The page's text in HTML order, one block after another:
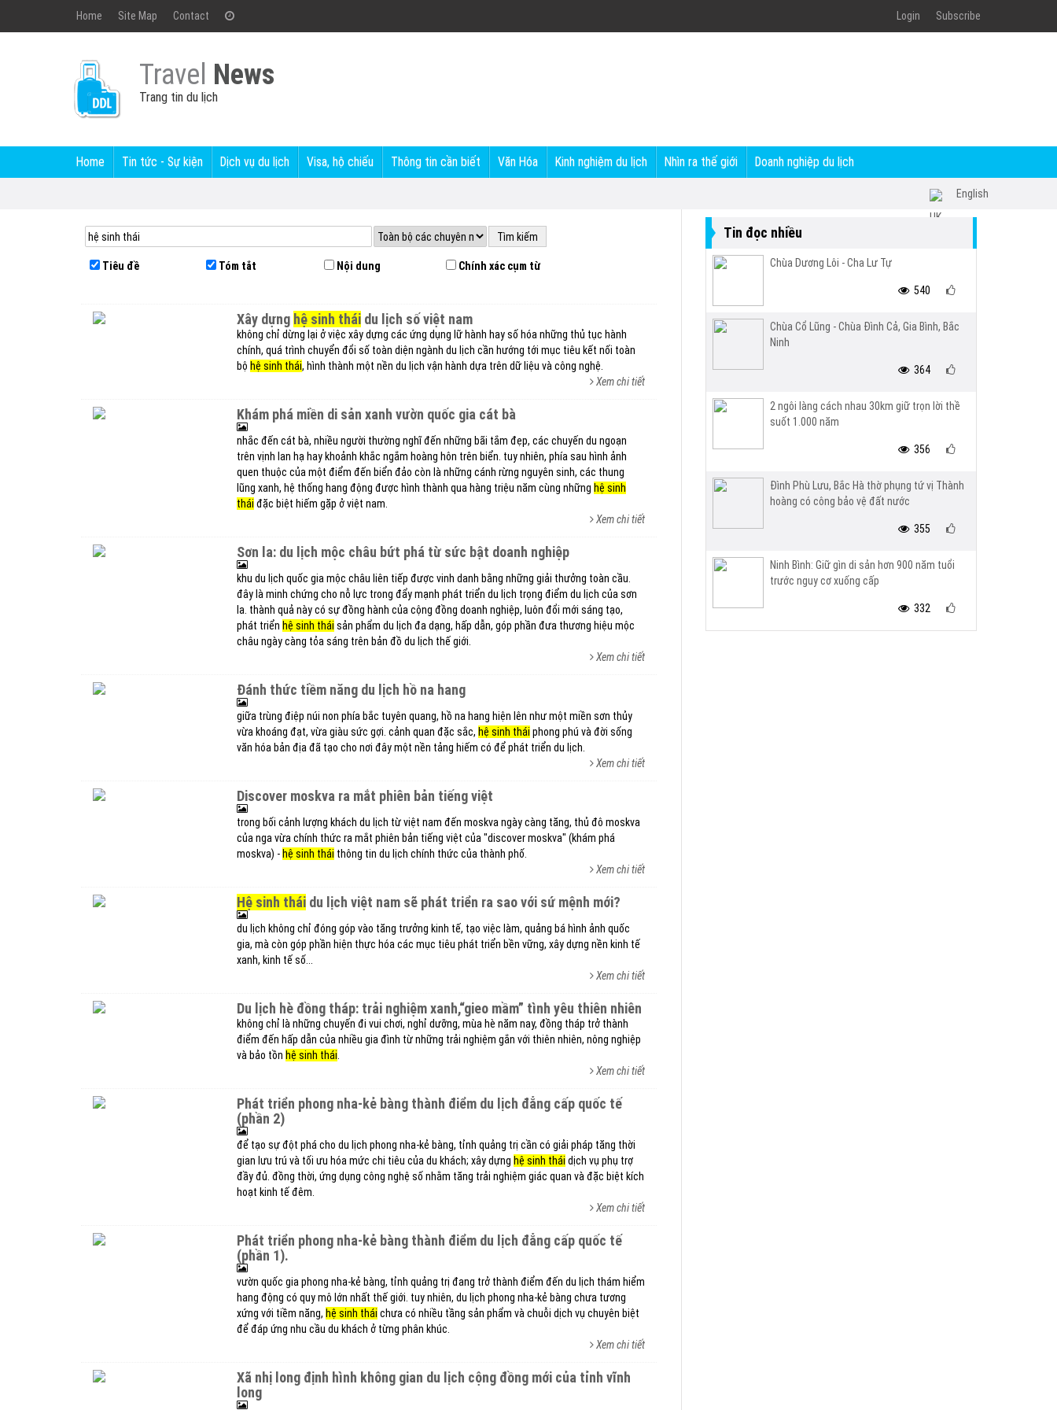
Home Site Map Contact Login Subscribe
Travel News
Trang tin du lịch
Home Tin tức - Sự kiện Dịch vụ du lịch Visa, hộ chiếu Thông tin cần biết Văn Hóa Kinh nghiệm du lịch Nhìn ra thế giới Doanh nghiệp du lịch
English
Tiêu đề Tóm tắt Nội dung Chính xác cụm từ
xây dựng hệ sinh thái du lịch số việt nam
không chỉ dừng lại ở việc xây dựng các ứng dụng lữ hành hay số hóa những thủ tục hành
chính, quá trình chuyển đổi số toàn diện ngành du lịch cần hướng tới mục tiêu kết nối toàn
bộ hệ sinh thái, hình thành một nền du lịch vận hành dựa trên dữ liệu và công nghệ.
Xem chi tiết
khám phá miền di sản xanh vườn quốc gia cát bà
nhắc đến cát bà, nhiều người thường nghĩ đến những bãi tắm đẹp, các chuyến du ngoạn
trên vịnh lan hạ hay khoảnh khắc ngắm hoàng hôn trên biển. tuy nhiên, phía sau hình ảnh
quen thuộc của một điểm đến biển đảo còn là những cánh rừng nguyên sinh, các thung
lũng xanh, hệ thống hang động được hình thành qua hàng triệu năm cùng những hệ sinh
thái đặc biệt hiếm gặp ở việt nam.
Xem chi tiết
sơn la: du lịch mộc châu bứt phá từ sức bật doanh nghiệp
khu du lịch quốc gia mộc châu liên tiếp được vinh danh bằng những giải thưởng toàn cầu.
đây là minh chứng cho nỗ lực trong đẩy mạnh phát triển du lịch trọng điểm du lịch của sơn
la. thành quả này có sự đồng hành của cộng đồng doanh nghiệp, luôn đổi mới sáng tạo,
phát triển hệ sinh thái sản phẩm du lịch đa dạng, hấp dẫn, góp phần đưa thương hiệu mộc
châu ngày càng tỏa sáng trên bản đồ du lịch thế giới.
Xem chi tiết
đánh thức tiềm năng du lịch hồ na hang
giữa trùng điệp núi non phía bắc tuyên quang, hồ na hang hiện lên như một miền sơn thủy
vừa khoáng đạt, vừa giàu sức gợi. cảnh quan đặc sắc, hệ sinh thái phong phú và đời sống
văn hóa bản địa đã tạo cho nơi đây một nền tảng hiếm có để phát triển du lịch.
Xem chi tiết
discover moskva ra mắt phiên bản tiếng việt
trong bối cảnh lượng khách du lịch từ việt nam đến moskva ngày càng tăng, thủ đô moskva
của nga vừa chính thức ra mắt phiên bản tiếng việt của "discover moskva" (khám phá
moskva) - hệ sinh thái thông tin du lịch chính thức của thành phố.
Xem chi tiết
hệ sinh thái du lịch việt nam sẽ phát triển ra sao với sứ mệnh mới?
du lịch không chỉ đóng góp vào tăng trưởng kinh tế, tạo việc làm, quảng bá hình ảnh quốc
gia, mà còn góp phần hiện thực hóa các mục tiêu phát triển bền vững, xây dựng nền kinh tế
xanh, kinh tế số...
Xem chi tiết
du lịch hè đồng tháp: trải nghiệm xanh,“gieo mầm” tình yêu thiên nhiên
không chỉ là những chuyến đi vui chơi, nghỉ dưỡng, mùa hè năm nay, đồng tháp trở thành
điểm đến hấp dẫn của nhiều gia đình từ những trải nghiệm gắn với thiên nhiên, nông nghiệp
và bảo tồn hệ sinh thái
Xem chi tiết
phát triển phong nha-kẻ bàng thành điểm du lịch đẳng cấp quốc tế
(phần 2)
để tạo sự đột phá cho du lịch phong nha-kẻ bàng, tỉnh quảng trị cần có giải pháp tăng thời
gian lưu trú và tối ưu hóa mức chi tiêu của du khách; xây dựng hệ sinh thái dịch vụ phụ trợ
đầy đủ. đồng thời, ứng dụng công nghệ số nhằm tăng trải nghiệm giác quan và đặc biệt kích
hoạt kinh tế đêm.
Xem chi tiết
phát triển phong nha-kẻ bàng thành điểm du lịch đẳng cấp quốc tế
(phần 1).
vườn quốc gia phong nha-kẻ bàng, tỉnh quảng trị đang trở thành điểm đến du lịch thám hiểm
hang động có quy mô lớn nhất thế giới. tuy nhiên, du lịch phong nha-kẻ bàng chưa tương
xứng với tiềm năng, hệ sinh thái chưa có nhiều tầng sản phẩm và chuỗi dịch vụ chuyên biệt
để đáp ứng nhu cầu du khách ở từng phân khúc.
Xem chi tiết
xã nhị long định hình không gian du lịch cộng đồng mới của tỉnh vĩnh
long
Tin đọc nhiều
Chùa Dương Lôi - Cha Lư Tự
540
Chùa Cổ Lũng - Chùa Đình Cả, Gia Bình, Bắc
Ninh
364
2 ngôi làng cách nhau 30km giữ trọn lời thề
suốt 1.000 năm
356
Đình Phù Lưu, Bắc Hà thờ phụng tứ vị Thành
hoàng có công bảo vệ đất nước
355
Ninh Bình: Giữ gìn di sản hơn 900 năm tuổi
trước nguy cơ xuống cấp
332